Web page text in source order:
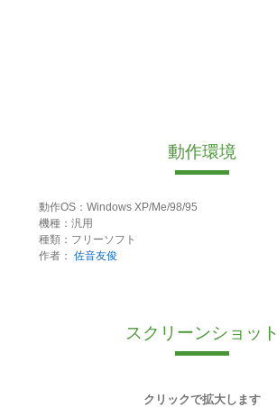
動作環境
動作OS：Windows XP/Me/98/95
機種：汎用
種類：フリーソフト
作者： 佐音友俊
スクリーンショット
クリックで拡大します